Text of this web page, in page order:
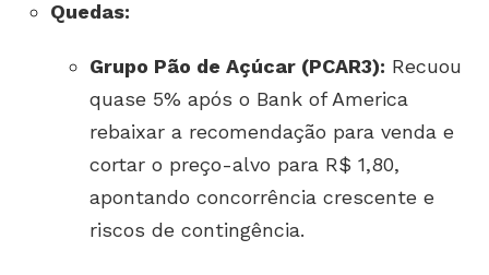
Quedas:
Grupo Pão de Açúcar (PCAR3): Recuou
quase 5% após o Bank of America
rebaixar a recomendação para venda e
cortar o preço-alvo para R$ 1,80,
apontando concorrência crescente e
riscos de contingência.